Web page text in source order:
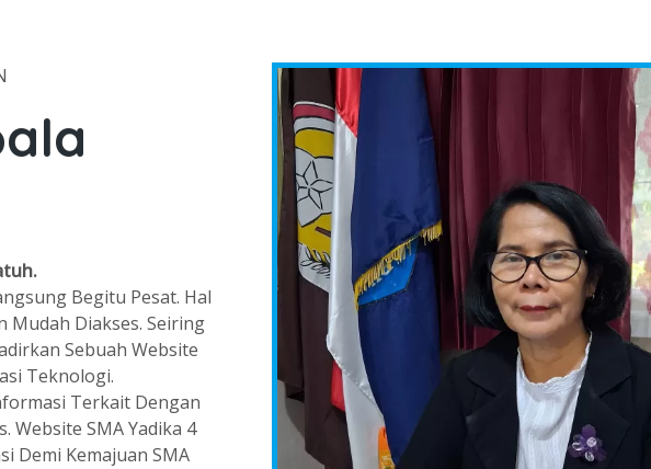
Begitu Pesat. Hal
Mudah Diakses. Seiring
Sebuah Website
Teknologi.
Terkait Dengan
Website SMA Yadika 4
Demi Kemajuan SMA